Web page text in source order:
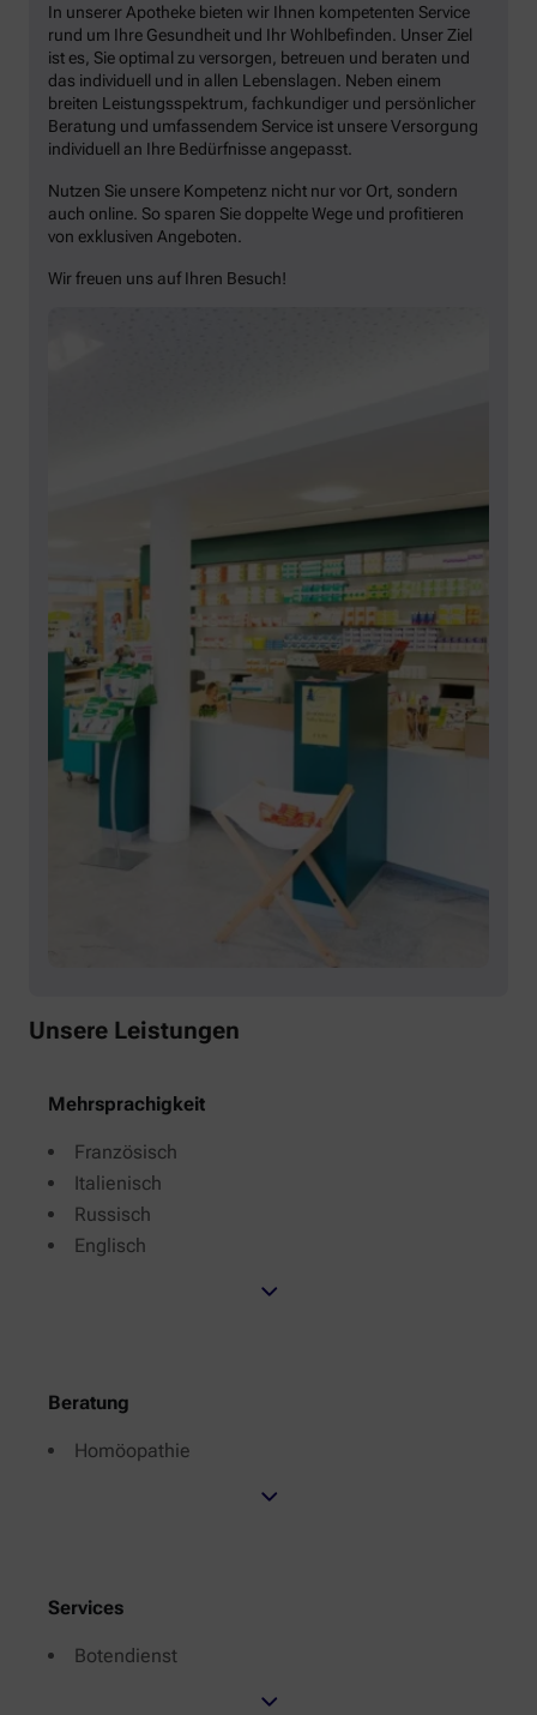
In unserer Apotheke bieten wir Ihnen kompetenten Service
rund um Ihre Gesundheit und Ihr Wohlbefinden. Unser Ziel
ist es, Sie optimal zu versorgen, betreuen und beraten und
das individuell und in allen Lebenslagen. Neben einem
breiten Leistungsspektrum, fachkundiger und persönlicher
Beratung und umfassendem Service ist unsere Versorgung
individuell an Ihre Bedürfnisse angepasst.
Nutzen Sie unsere Kompetenz nicht nur vor Ort, sondern
auch online. So sparen Sie doppelte Wege und profitieren
von exklusiven Angeboten.
Wir freuen uns auf Ihren Besuch!
Unsere Leistungen
Mehrsprachigkeit
Französisch
Italienisch
Russisch
Englisch
Beratung
Homöopathie
Services
Botendienst